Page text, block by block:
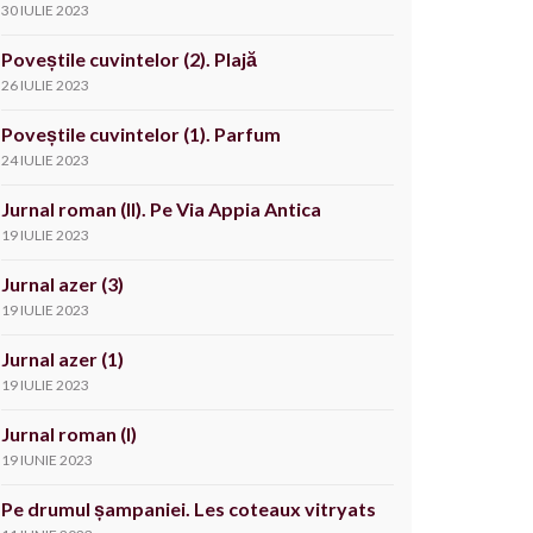
30 IULIE 2023
Poveștile cuvintelor (2). Plajă
26 IULIE 2023
Poveștile cuvintelor (1). Parfum
24 IULIE 2023
Jurnal roman (II). Pe Via Appia Antica
19 IULIE 2023
Jurnal azer (3)
19 IULIE 2023
Jurnal azer (1)
19 IULIE 2023
Jurnal roman (I)
19 IUNIE 2023
Pe drumul șampaniei. Les coteaux vitryats